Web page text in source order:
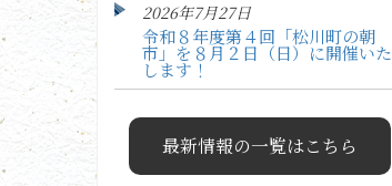
2026年7月27日
令和８年度第４回「松川町の朝
市」を８月２日（日）に開催いた
します！
最新情報の一覧はこちら